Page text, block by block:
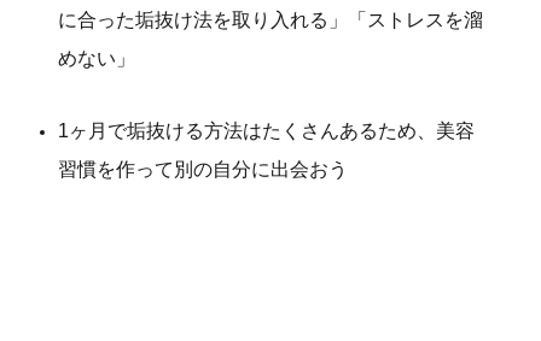
に合った垢抜け法を取り入れる」「ストレスを溜
めない」
1ヶ月で垢抜ける方法はたくさんあるため、美容
習慣を作って別の自分に出会おう